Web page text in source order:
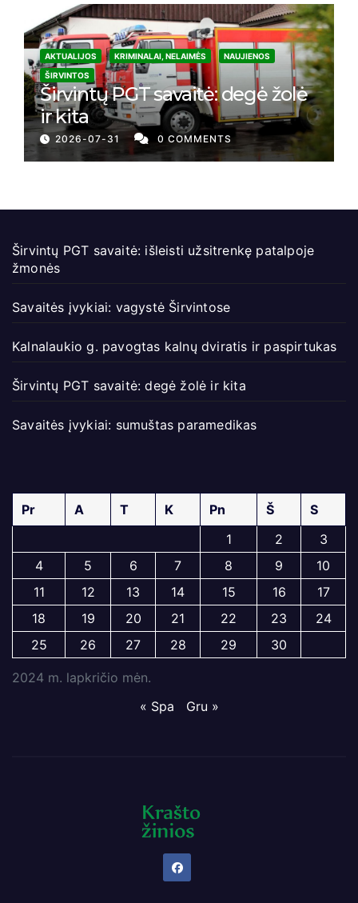
AKTUALIJOS KRIMINALAI, NELAIMĖS
NAUJIENOS
ŠIRVINTOS
Širvintų PGT savaitė: degė žolė
ir kita
2026-07-31 0 COMMENTS
Širvintų PGT savaitė: išleisti užsitrenkę patalpoje
žmonės
Savaitės įvykiai: vagystė Širvintose
Kalnalaukio g. pavogtas kalnų dviratis ir paspirtukas
Širvintų PGT savaitė: degė žolė ir kita
Savaitės įvykiai: sumuštas paramedikas
2024 m. lapkričio mėn.
Pr A T K Pn Š
S
1
2
3
4
5 6 7 8 9
10
11
12 13 14 15 16
17
18
19 20 21 22 23
24
25
26 27 28 29 30
« Spa Gru »